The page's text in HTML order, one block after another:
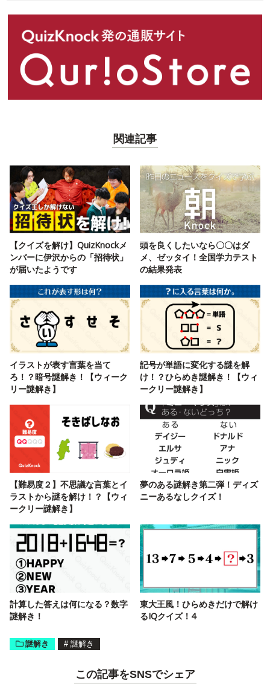
関連記事
【クイズを解け】QuizKnockメ
ンバーに伊沢からの「招待状」
が届いたようです
頭を良くしたいなら〇〇はダ
メ、ゼッタイ！全国学力テスト
の結果発表
イラストが表す言葉を当て
ろ！？暗号謎解き！【ウィーク
リー謎解き】
記号が単語に変化する謎を解
け！？ひらめき謎解き！【ウィ
ークリー謎解き】
【難易度２】不思議な言葉とイ
ラストから謎を解け！？【ウィ
ークリー謎解き】
夢のある謎解き第二弾！ディズ
ニーあるなしクイズ！
計算した答えは何になる？数字
謎解き！
東大王風！ひらめきだけで解け
るIQクイズ！4
謎解き # 謎解き
この記事をSNSでシェア